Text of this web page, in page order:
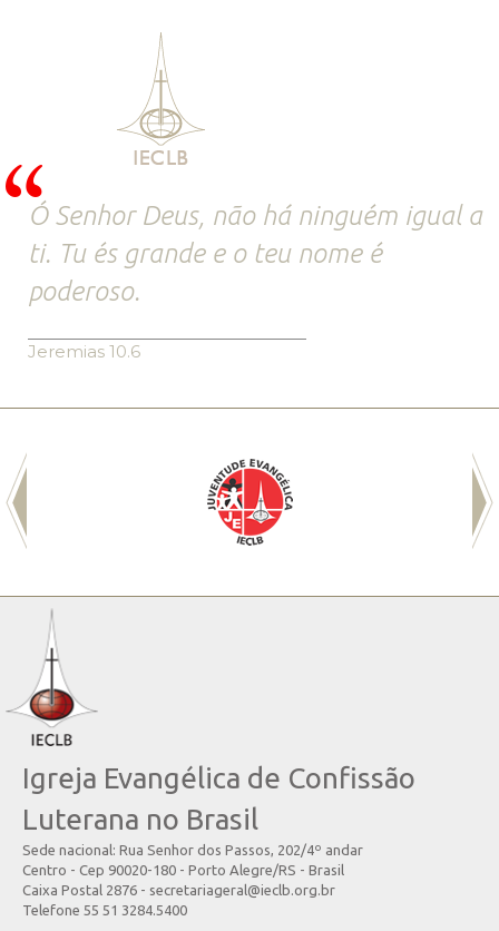
Ó Senhor Deus, não há ninguém igual a
ti. Tu és grande e o teu nome é
poderoso.
Jeremias 10.6
Igreja Evangélica de Confissão
Luterana no Brasil
Sede nacional: Rua Senhor dos Passos, 202/4º andar
Centro - Cep 90020-180 - Porto Alegre/RS - Brasil
Caixa Postal 2876 - secretariageral@ieclb.org.br
Telefone 55 51 3284.5400